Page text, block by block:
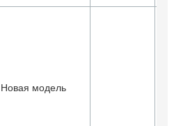
Новая модель